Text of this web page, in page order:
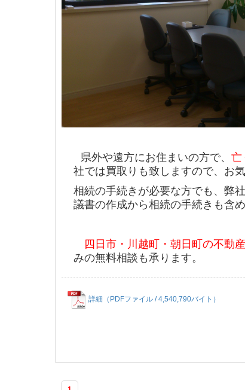
県外や遠方にお住まいの方で、 亡
社では買取りも致しますので、お
相続の手続きが必要な方でも、弊社
議書の作成から相続の手続きも含め
四日市・川越町・朝日町の不動
みの無料相談も承ります。
詳細（PDFファイル / 4,540,790バイト）